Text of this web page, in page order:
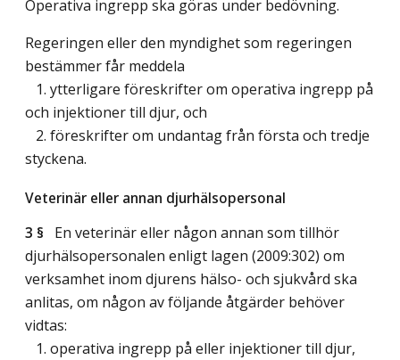
Operativa ingrepp ska göras under bedövning.
Regeringen eller den myndighet som regeringen
bestämmer får meddela
1. ytterligare föreskrifter om operativa ingrepp på
och injektioner till djur, och
2. föreskrifter om undantag från första och tredje
styckena.
Veterinär eller annan djurhälsopersonal
3 § En veterinär eller någon annan som tillhör
djurhälsopersonalen enligt lagen (2009:302) om
verksamhet inom djurens hälso- och sjukvård ska
anlitas, om någon av följande åtgärder behöver
vidtas:
1. operativa ingrepp på eller injektioner till djur,